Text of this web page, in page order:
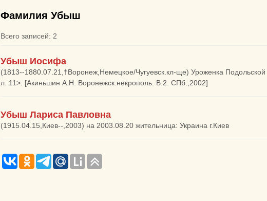
Фамилия Убыш
Всего записей: 2
Убыш Иосифа
(1813--1880.07.21,†Воронеж,Немецкое/Чугуевск.кл-ще) Уроженка Подольской
л. 11>. [Акиньшин А.Н. Воронежск.некрополь. В.2. СПб.,2002]
Убыш Лариса Павловна
(1915.04.15,Киев--,2003) на 2003.08.20 жительница: Украина г.Киев